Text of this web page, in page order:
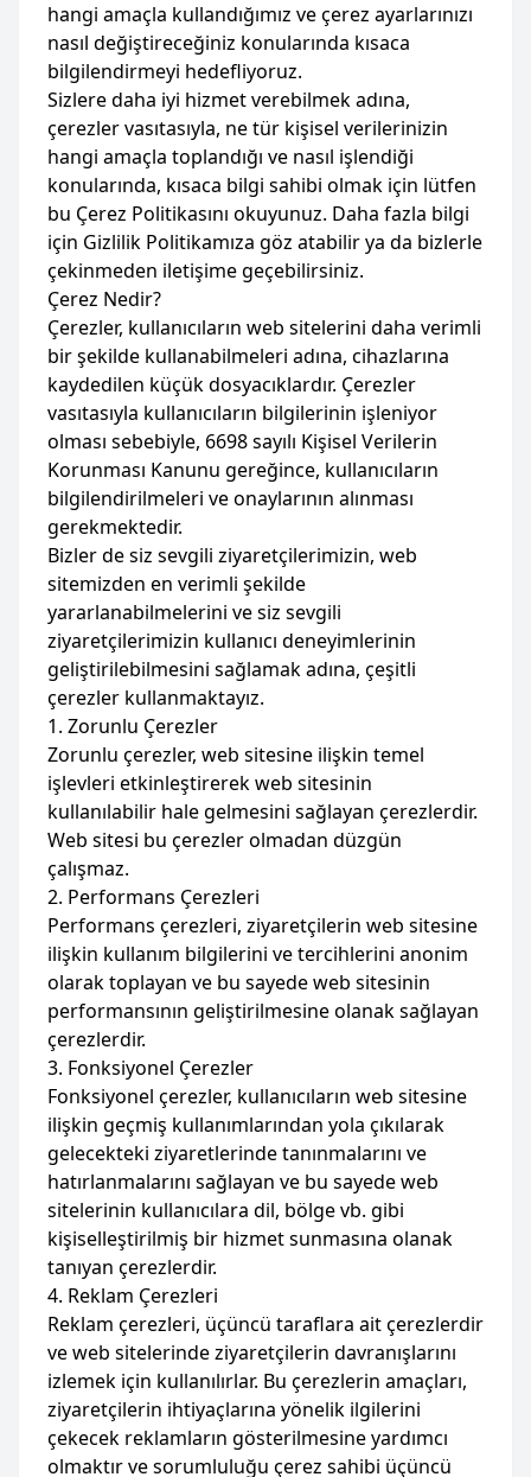
hangi amaçla kullandığımız ve çerez ayarlarınızı
nasıl değiştireceğiniz konularında kısaca
bilgilendirmeyi hedefliyoruz.
Sizlere daha iyi hizmet verebilmek adına,
çerezler vasıtasıyla, ne tür kişisel verilerinizin
hangi amaçla toplandığı ve nasıl işlendiği
konularında, kısaca bilgi sahibi olmak için lütfen
bu Çerez Politikasını okuyunuz. Daha fazla bilgi
için Gizlilik Politikamıza göz atabilir ya da bizlerle
çekinmeden iletişime geçebilirsiniz.
Çerez Nedir?
Çerezler, kullanıcıların web sitelerini daha verimli
bir şekilde kullanabilmeleri adına, cihazlarına
kaydedilen küçük dosyacıklardır. Çerezler
vasıtasıyla kullanıcıların bilgilerinin işleniyor
olması sebebiyle, 6698 sayılı Kişisel Verilerin
Korunması Kanunu gereğince, kullanıcıların
bilgilendirilmeleri ve onaylarının alınması
gerekmektedir.
Bizler de siz sevgili ziyaretçilerimizin, web
sitemizden en verimli şekilde
yararlanabilmelerini ve siz sevgili
ziyaretçilerimizin kullanıcı deneyimlerinin
geliştirilebilmesini sağlamak adına, çeşitli
çerezler kullanmaktayız.
1. Zorunlu Çerezler
Zorunlu çerezler, web sitesine ilişkin temel
işlevleri etkinleştirerek web sitesinin
kullanılabilir hale gelmesini sağlayan çerezlerdir.
Web sitesi bu çerezler olmadan düzgün
çalışmaz.
2. Performans Çerezleri
Performans çerezleri, ziyaretçilerin web sitesine
ilişkin kullanım bilgilerini ve tercihlerini anonim
olarak toplayan ve bu sayede web sitesinin
performansının geliştirilmesine olanak sağlayan
çerezlerdir.
3. Fonksiyonel Çerezler
Fonksiyonel çerezler, kullanıcıların web sitesine
ilişkin geçmiş kullanımlarından yola çıkılarak
gelecekteki ziyaretlerinde tanınmalarını ve
hatırlanmalarını sağlayan ve bu sayede web
sitelerinin kullanıcılara dil, bölge vb. gibi
kişiselleştirilmiş bir hizmet sunmasına olanak
tanıyan çerezlerdir.
4. Reklam Çerezleri
Reklam çerezleri, üçüncü taraflara ait çerezlerdir
ve web sitelerinde ziyaretçilerin davranışlarını
izlemek için kullanılırlar. Bu çerezlerin amaçları,
ziyaretçilerin ihtiyaçlarına yönelik ilgilerini
çekecek reklamların gösterilmesine yardımcı
olmaktır ve sorumluluğu çerez sahibi üçüncü